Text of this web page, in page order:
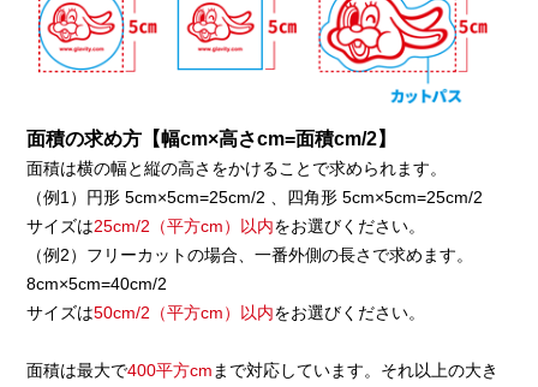
面積の求め方【幅cm×高さcm=面積cm/2】
面積は横の幅と縦の高さをかけることで求められます。
（例1）円形 5cm×5cm=25cm/2 、四角形 5cm×5cm=25cm/2
サイズは25cm/2（平方cm）以内をお選びください。
（例2）フリーカットの場合、一番外側の長さで求めます。
8cm×5cm=40cm/2
サイズは50cm/2（平方cm）以内をお選びください。
面積は最大で400平方cm まで対応しています。それ以上の大き